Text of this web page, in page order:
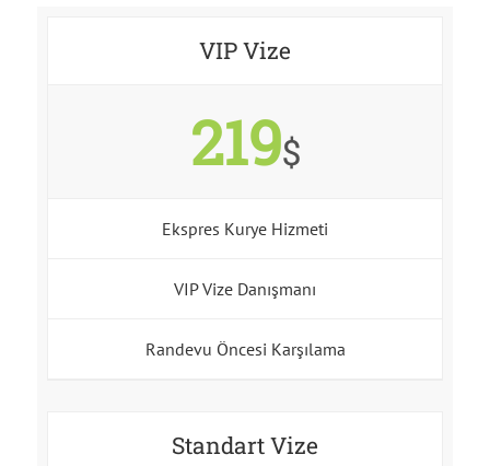
VIP Vize
219$
Ekspres Kurye Hizmeti
VIP Vize Danışmanı
Randevu Öncesi Karşılama
Standart Vize